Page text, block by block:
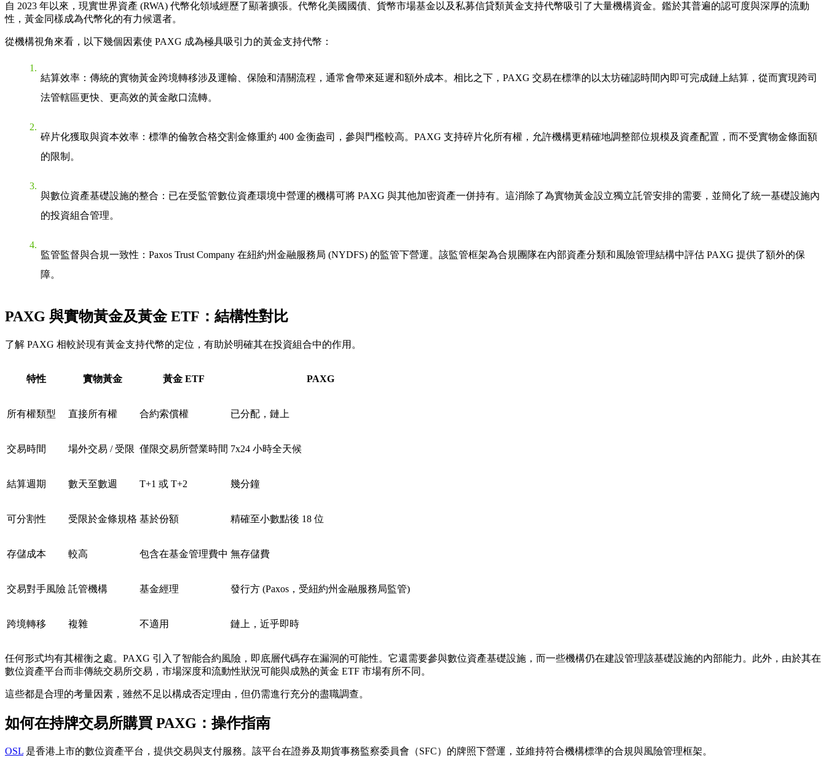
自 2023 年以來，現實世界資產 (RWA) 代幣化領域經歷了顯著擴張。代幣化美國國債、貨幣市場基金以及私募信貸類黃金支持代幣吸引了大量機構資金。鑑於其普遍的認可度與深厚的流動
性，黃金同樣成為代幣化的有力候選者。
從機構視角來看，以下幾個因素使 PAXG 成為極具吸引力的黃金支持代幣：
結算效率：傳統的實物黃金跨境轉移涉及運輸、保險和清關流程，通常會帶來延遲和額外成本。相比之下，PAXG 交易在標準的以太坊確認時間內即可完成鏈上結算，從而實現跨司
法管轄區更快、更高效的黃金敞口流轉。
碎片化獲取與資本效率：標準的倫敦合格交割金條重約 400 金衡盎司，參與門檻較高。PAXG 支持碎片化所有權，允許機構更精確地調整部位規模及資產配置，而不受實物金條面額
的限制。
與數位資產基礎設施的整合：已在受監管數位資產環境中營運的機構可將 PAXG 與其他加密資產一併持有。這消除了為實物黃金設立獨立託管安排的需要，並簡化了統一基礎設施內
的投資組合管理。
監管監督與合規一致性：Paxos Trust Company 在紐約州金融服務局 (NYDFS) 的監管下營運。該監管框架為合規團隊在內部資產分類和風險管理結構中評估 PAXG 提供了額外的保
障。
PAXG 與實物黃金及黃金 ETF：結構性對比
了解 PAXG 相較於現有黃金支持代幣的定位，有助於明確其在投資組合中的作用。
特性 實物黃金 黃金 ETF PAXG
所有權類型 直接所有權 合約索償權 已分配，鏈上
交易時間 場外交易 / 受限 僅限交易所營業時間 7x24 小時全天候
結算週期 數天至數週 T+1 或 T+2 幾分鐘
可分割性 受限於金條規格 基於份額 精確至小數點後 18 位
存儲成本 較高 包含在基金管理費中 無存儲費
交易對手風險 託管機構 基金經理 發行方 (Paxos，受紐約州金融服務局監管)
跨境轉移 複雜 不適用 鏈上，近乎即時
任何形式均有其權衡之處。PAXG 引入了智能合約風險，即底層代碼存在漏洞的可能性。它還需要參與數位資產基礎設施，而一些機構仍在建設管理該基礎設施的內部能力。此外，由於其在
數位資產平台而非傳統交易所交易，市場深度和流動性狀況可能與成熟的黃金 ETF 市場有所不同。
這些都是合理的考量因素，雖然不足以構成否定理由，但仍需進行充分的盡職調查。
如何在持牌交易所購買 PAXG：操作指南
OSL 是香港上市的數位資產平台，提供交易與支付服務。該平台在證券及期貨事務監察委員會（SFC）的牌照下營運，並維持符合機構標準的合規與風險管理框架。